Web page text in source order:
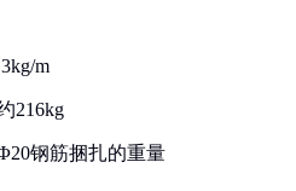
m
216kg
钢筋捆扎的重量